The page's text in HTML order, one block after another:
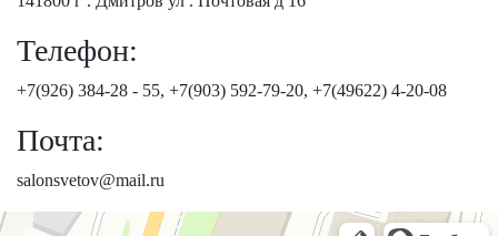
Телефон:
+7(926) 384-28 - 55, +7(903) 592-79-20, +7(49622) 4-20-08
Почта:
salonsvetov@mail.ru